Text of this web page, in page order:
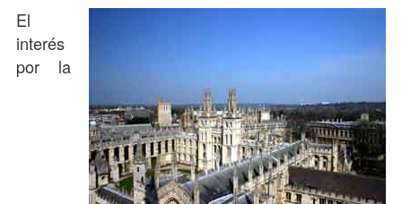
El
interés
por la